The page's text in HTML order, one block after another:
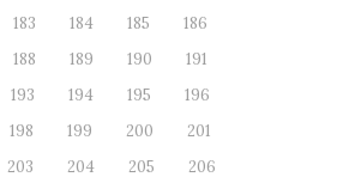
183 184 185
186
188 189 190
191
193 194 195
196
198 199 200
201
203 204 205
206